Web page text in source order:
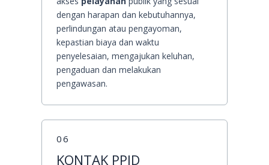
dengan harapan dan kebutuhannya,
perlindungan atau pengayoman,
kepastian biaya dan waktu
penyelesaian, mengajukan keluhan,
pengaduan dan melakukan
pengawasan.
06
KONTAK PPID